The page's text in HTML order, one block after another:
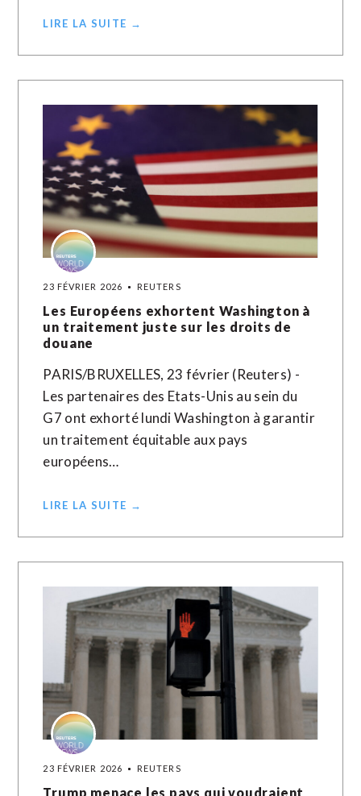
LIRE LA SUITE →
23 FÉVRIER 2026 REUTERS
Les Européens exhortent Washington à
un traitement juste sur les droits de
douane
PARIS/BRUXELLES, 23 février (Reuters) -
Les partenaires des Etats-Unis au sein du
G7 ont exhorté lundi Washington à garantir
un traitement équitable aux pays
européens…
LIRE LA SUITE →
23 FÉVRIER 2026 REUTERS
Trump menace les pays qui voudraient